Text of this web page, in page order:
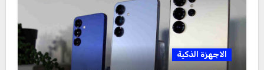
الاجهزة الذكية